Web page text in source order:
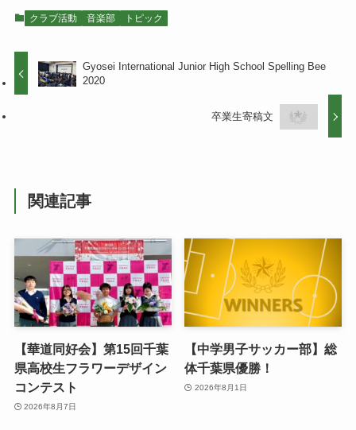
クラブ活動 音楽部 トピック
Gyosei International Junior High School Spelling Bee
2020
卒業生寄稿文
関連記事
【華道同好会】第15回千葉
県高校生フラワーデザイン
コンテスト
2026年8月7日
【中学男子サッカー部】総
体千葉県優勝！
2026年8月1日